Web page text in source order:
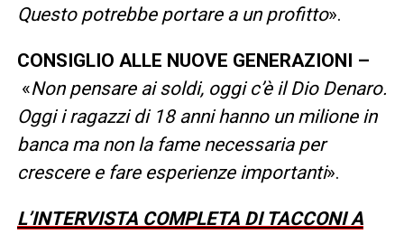
Questo potrebbe portare a un profitto».
CONSIGLIO ALLE NUOVE GENERAZIONI –
«Non pensare ai soldi, oggi c’è il Dio Denaro.
Oggi i ragazzi di 18 anni hanno un milione in
banca ma non la fame necessaria per
crescere e fare esperienze importanti».
L’INTERVISTA COMPLETA DI TACCONI A